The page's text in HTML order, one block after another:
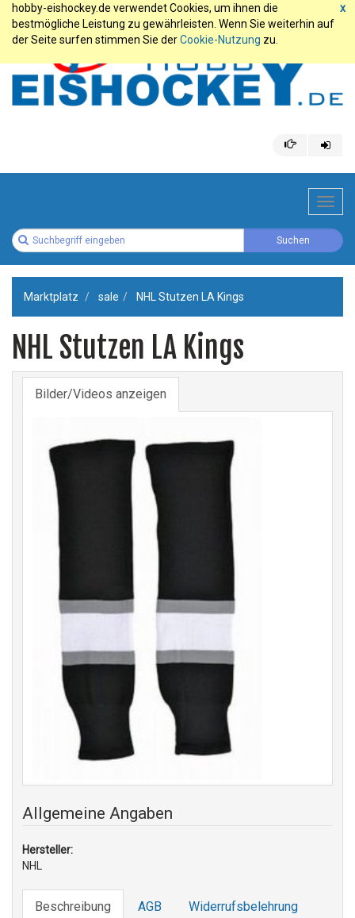
x
hobby-eishockey.de verwendet Cookies, um ihnen die
bestmögliche Leistung zu gewährleisten. Wenn Sie weiterhin auf
der Seite surfen stimmen Sie derCookie-Nutzung zu.
Marktplatz sale NHL Stutzen LA Kings
NHL Stutzen LA Kings
Bilder/Videos anzeigen
Allgemeine Angaben
Hersteller:
NHL
Beschreibung AGB Widerrufsbelehrung